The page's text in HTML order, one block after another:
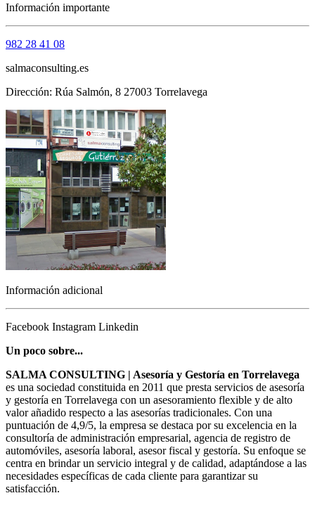
Información importante
982 28 41 08
salmaconsulting.es
Dirección: Rúa Salmón, 8 27003 Torrelavega
Información adicional
Facebook Instagram Linkedin
Un poco sobre...
SALMA CONSULTING | Asesoría y Gestoría en Torrelavega
es una sociedad constituida en 2011 que presta servicios de asesoría
y gestoría en Torrelavega con un asesoramiento flexible y de alto
valor añadido respecto a las asesorías tradicionales. Con una
puntuación de 4,9/5, la empresa se destaca por su excelencia en la
consultoría de administración empresarial, agencia de registro de
automóviles, asesoría laboral, asesor fiscal y gestoría. Su enfoque se
centra en brindar un servicio integral y de calidad, adaptándose a las
necesidades específicas de cada cliente para garantizar su
satisfacción.